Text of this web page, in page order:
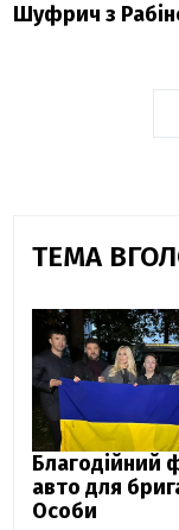
Шуфрич з
ТЕМА
Благодійний
авто для
Особи